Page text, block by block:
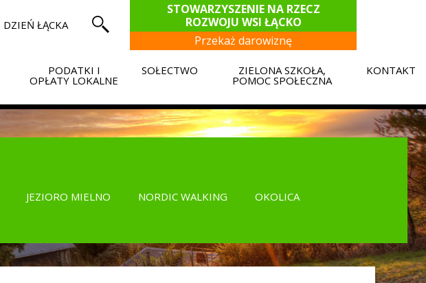
DZIEŃ ŁĄCKA
STOWARZYSZENIE NA RZECZ
ROZWOJU WSI ŁĄCKO
Przekaż darowiznę
PODATKI I
OPŁATY LOKALNE
SOŁECTWO ZIELONA SZKOŁA,
POMOC SPOŁECZNA
KONTAKT
JEZIORO MIELNO NORDIC WALKING
OKOLICA